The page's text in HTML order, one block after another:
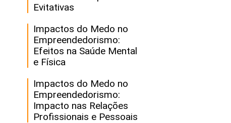
Evitativas
Impactos do Medo no
Empreendedorismo:
Efeitos na Saúde Mental
e Física
Impactos do Medo no
Empreendedorismo:
Impacto nas Relações
Profissionais e Pessoais